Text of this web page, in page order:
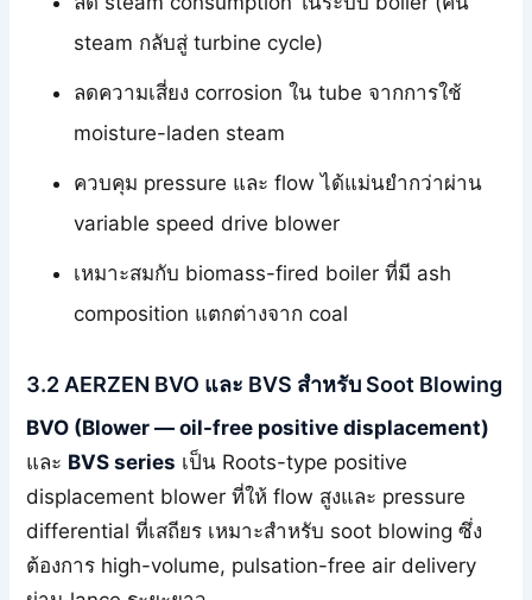
steam กลับสู่ turbine cycle)
ลดความเสี่ยง corrosion ใน tube จากการใช้
moisture-laden steam
ควบคุม pressure และ flow ได้แม่นยำกว่าผ่าน
variable speed drive blower
เหมาะสมกับ biomass-fired boiler ที่มี ash
composition แตกต่างจาก coal
3.2 AERZEN BVO และ BVS สำหรับ Soot Blowing
BVO (Blower — oil-free positive displacement)
และ BVS series เป็น Roots-type positive
displacement blower ที่ให้ flow สูงและ pressure
differential ที่เสถียร เหมาะสำหรับ soot blowing ซึ่ง
ต้องการ high-volume, pulsation-free air delivery